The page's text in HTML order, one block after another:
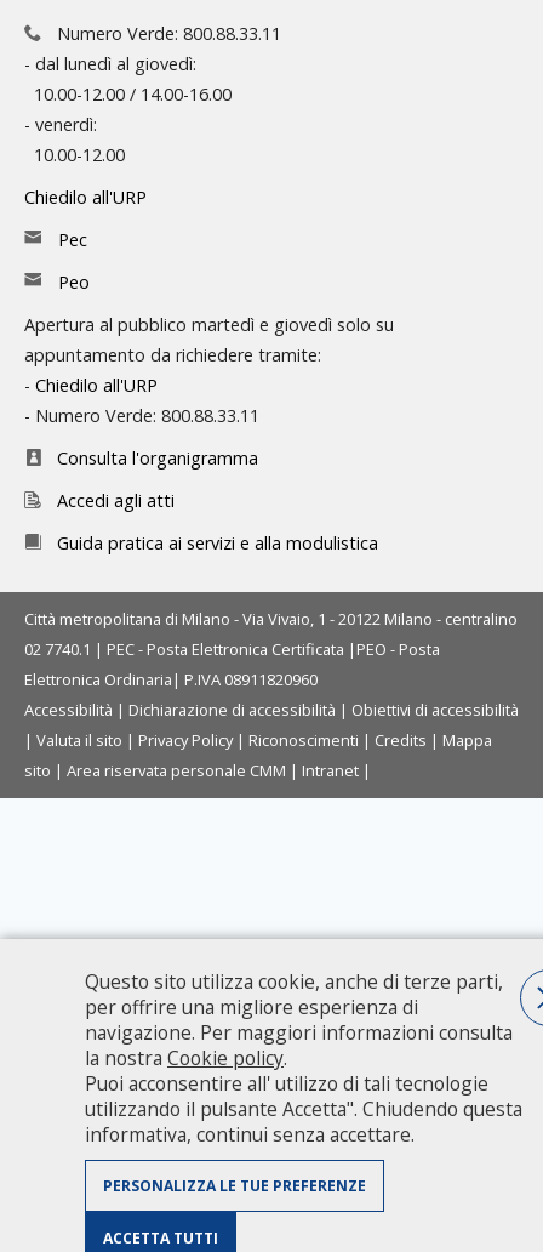
Numero Verde: 800.88.33.11
- dal lunedì al giovedì:
10.00-12.00 / 14.00-16.00
- venerdì:
10.00-12.00
Chiedilo all'URP
Pec
Peo
Apertura al pubblico martedì e giovedì solo su
appuntamento da richiedere tramite:
- Chiedilo all'URP
- Numero Verde: 800.88.33.11
Consulta l'organigramma
Accedi agli atti
Guida pratica ai servizi e alla modulistica
Città metropolitana di Milano - Via Vivaio, 1 - 20122 Milano - centralino
02 7740.1 | PEC - Posta Elettronica Certificata | PEO - Posta
Elettronica Ordinaria | P.IVA 08911820960
Accessibilità | Dichiarazione di accessibilità | Obiettivi di accessibilità
| Valuta il sito | Privacy Policy| Riconoscimenti | Credits | Mappa
sito | Area riservata personale CMM | Intranet |
Questo sito utilizza cookie, anche di terze parti,
per offrire una migliore esperienza di
navigazione. Per maggiori informazioni consulta
la nostra Cookie policy.
Puoi acconsentire all' utilizzo di tali tecnologie
utilizzando il pulsante Accetta". Chiudendo questa
informativa, continui senza accettare.
PERSONALIZZA LE TUE PREFERENZE
ACCETTA TUTTI